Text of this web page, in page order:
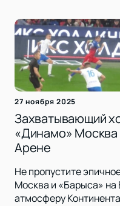
27 ноября 2025
Захватывающий
«Динамо» Москва
Арене
Не пропустите
Москва и «Барыса» на
атмосферу